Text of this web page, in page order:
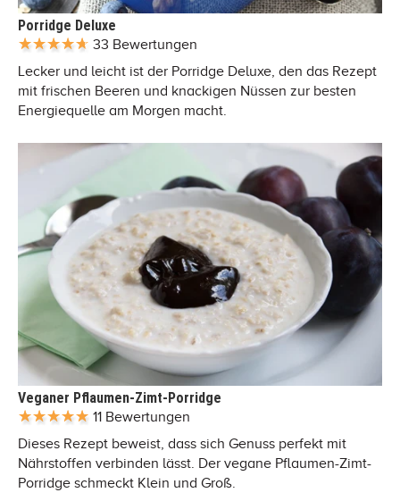
Porridge Deluxe
33 Bewertungen
Lecker und leicht ist der Porridge Deluxe, den das Rezept
mit frischen Beeren und knackigen Nüssen zur besten
Energiequelle am Morgen macht.
Veganer Pflaumen-Zimt-Porridge
11 Bewertungen
Dieses Rezept beweist, dass sich Genuss perfekt mit
Nährstoffen verbinden lässt. Der vegane Pflaumen-Zimt-
Porridge schmeckt Klein und Groß.